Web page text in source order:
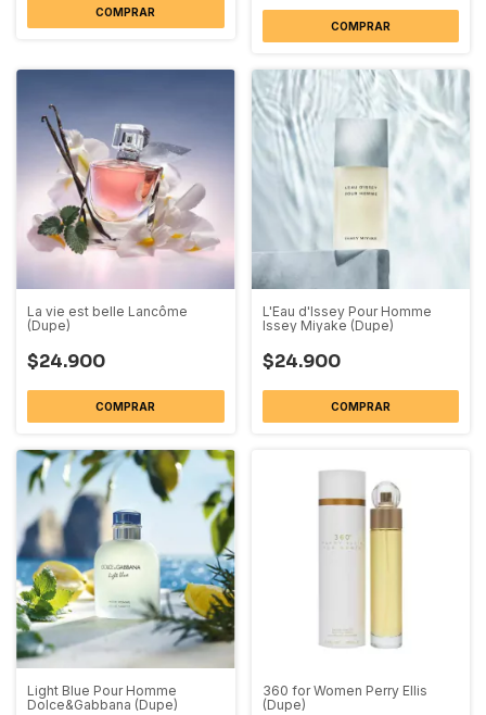
COMPRAR
COMPRAR
La vie est belle Lancôme
(Dupe)
$24.900
COMPRAR
L'Eau d'Issey Pour Homme
Issey Miyake (Dupe)
$24.900
COMPRAR
Light Blue Pour Homme
Dolce&Gabbana (Dupe)
360 for Women Perry Ellis
(Dupe)